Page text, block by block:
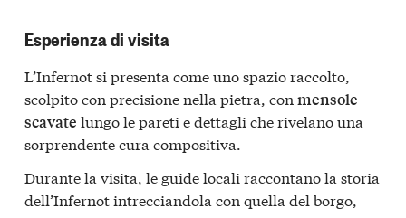
Esperienza di visita
L’Infernot si presenta come uno spazio raccolto,
scolpito con precisione nella pietra, con mensole
scavate lungo le pareti e dettagli che rivelano una
sorprendente cura compositiva.
Durante la visita, le guide locali raccontano la storia
dell’Infernot intrecciandola con quella del borgo,